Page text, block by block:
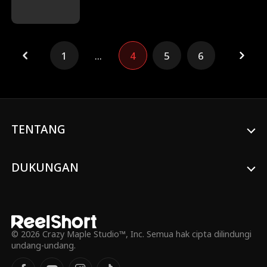
bahwa dia adalah jodoh yang ditakdirkan
untuk dua makhluk supernatural tampan:
Sebasian, pewaris bangsa manusia
yang sedingin es. Seiring waktu, Ivy
1 ... 4 5 6
TENTANG
DUKUNGAN
© 2026 Crazy Maple Studio™, Inc. Semua hak cipta dilindungi
undang-undang.